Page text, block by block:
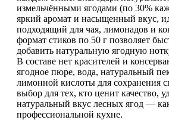
измельчёнными ягодами (по 30%
яркий аромат и насыщенный вкус,
подходящий для чая, лимонадов и
формат стиков по 50 г позволяет
добавить натуральную ягодную
В составе нет красителей и
ягодное пюре, вода, натуральный
лимонной кислоты для сохранения
выбор для тех, кто ценит качество,
натуральный вкус лесных ягод —
профессиональной кухне.